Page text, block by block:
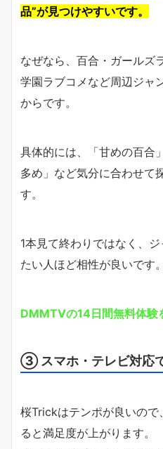
品”が見つけやすいです。
なぜなら、百合・ガールズ
学園ラブコメなど周辺ジャ
からです。
具体的には、「甘めの百合
多め」など気分に合わせて
す。
1本見て終わりではなく、
たい人ほど相性が良いです。
DMMTVの14日間無料体験
③ スマホ・テレビ対応
桜Trickはテンポが良いの
ると満足度が上がります。